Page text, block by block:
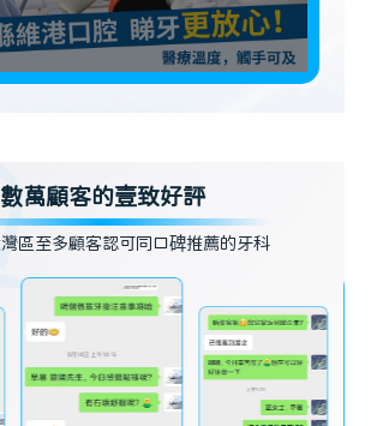
數萬顧客的壹致好評
區至多顧客認可同口碑推薦的牙科